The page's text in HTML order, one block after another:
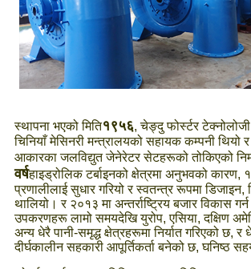
स्थापना भएको मिति१९५६, चेङ्दु फोर्स्टर
चिनियाँ मेसिनरी मन्त्रालयको सहायक कम्पनी थियो
आकारका जलविद्युत जेनेरेटर सेटहरूको तोकिएको
वर्षहाइड्रोलिक टर्बाइनको क्षेत्रमा अनुभवको
प्रणालीलाई सुधार गरियो र स्वतन्त्र रूपमा डिजाइन,
थालियो। र २०१३ मा अन्तर्राष्ट्रिय बजार विकास
उपकरणहरू लामो समयदेखि युरोप, एसिया, दक्षिण
अन्य धेरै पानी-समृद्ध क्षेत्रहरूमा निर्यात गरिएको छ,
दीर्घकालीन सहकारी आपूर्तिकर्ता बनेको छ, घनिष्ठ